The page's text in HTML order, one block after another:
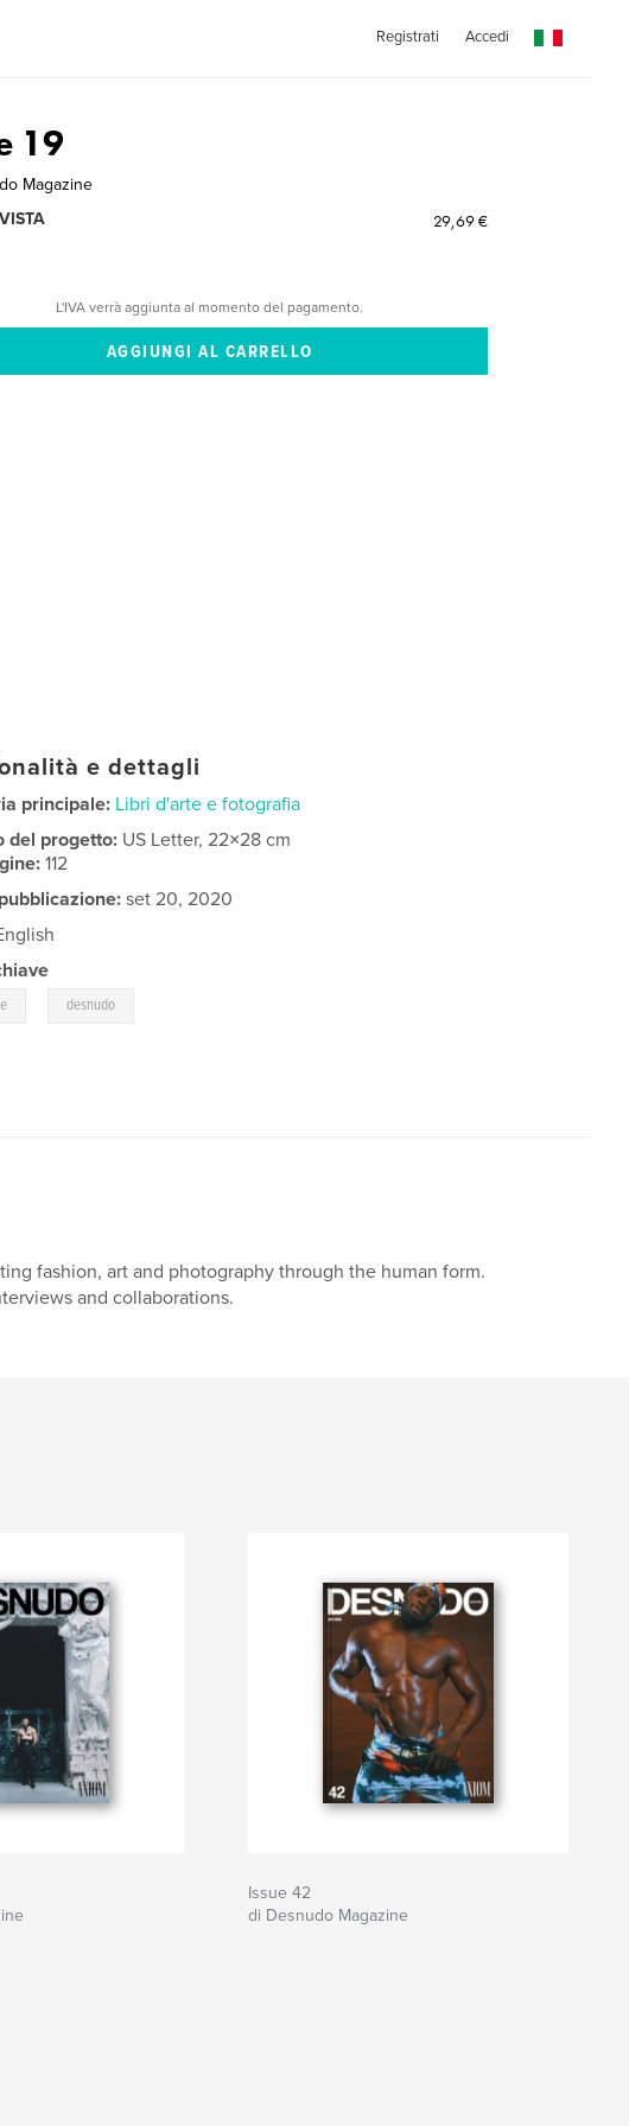
Registrati Accedi
19
Magazine
29,69 €
L'IVA verrà aggiunta al momento del pagamento.
e dettagli
principale: Libri d'arte e fotografia
del progetto: US Letter, 22×28 cm
112
set 20, 2020
desnudo
fashion, art and photography through the human form.
and collaborations.
Issue 42
di Desnudo Magazine